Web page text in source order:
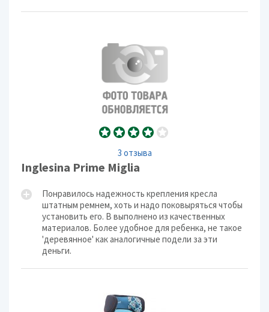
3 отзыва
Inglesina Prime Miglia
Понравилось надежность крепления кресла
штатным ремнем, хоть и надо поковыряться чтобы
установить его. В выполнено из качественных
материалов. Более удобное для ребенка, не такое
'деревянное' как аналогичные подели за эти
деньги.